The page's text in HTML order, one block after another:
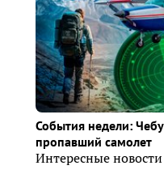
События недели:
пропавший самолет
Интересные